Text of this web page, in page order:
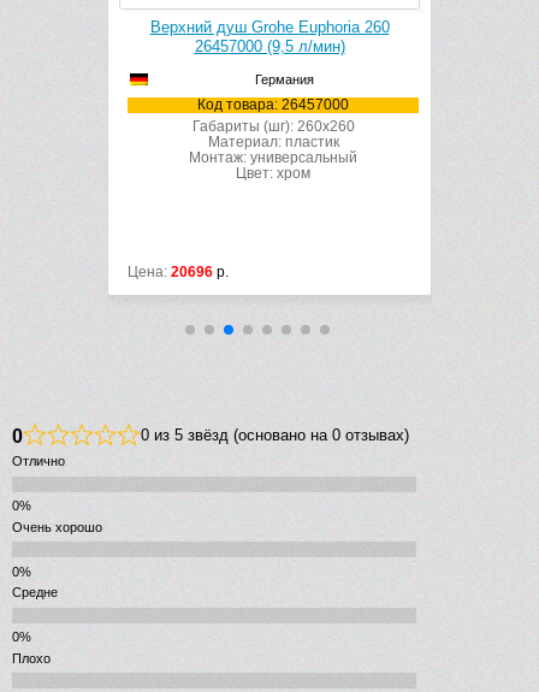
Верхний душ Grohe Euphoria 260
26457000 (9,5 л/мин)
Германия
Код товара: 26457000
Габариты (шг): 260x260
Материал: пластик
Монтаж: универсальный
Цвет: хром
Цена: 20696 р.
0 0 из 5 звёзд (основано на 0 отзывах)
Отлично
Очень хорошо
Средне
Плохо